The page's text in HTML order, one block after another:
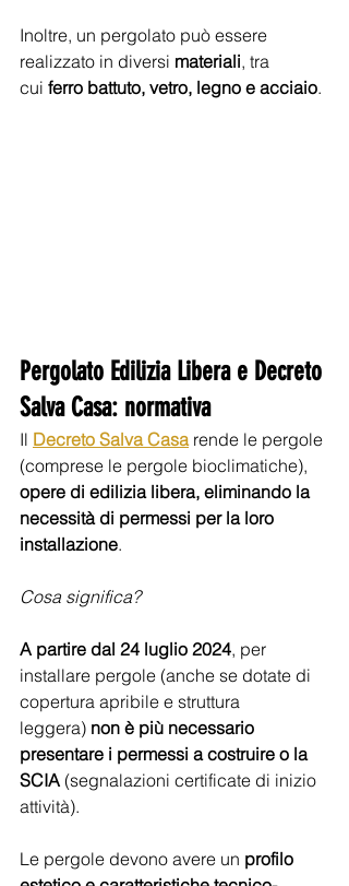
Inoltre, un pergolato può essere
realizzato in diversi materiali, tra
cui ferro battuto, vetro, legno e acciaio.
Pergolato Edilizia Libera e Decreto
Salva Casa: normativa
Il Decreto Salva Casa rende le pergole
(comprese le pergole bioclimatiche),
opere di edilizia libera, eliminando la
necessità di permessi per la loro
installazione.
Cosa significa?
A partire dal 24 luglio 2024, per
installare pergole (anche se dotate di
copertura apribile e struttura
leggera) non è più necessario
presentare i permessi a costruire o la
SCIA (segnalazioni certificate di inizio
attività).
Le pergole devono avere un profilo